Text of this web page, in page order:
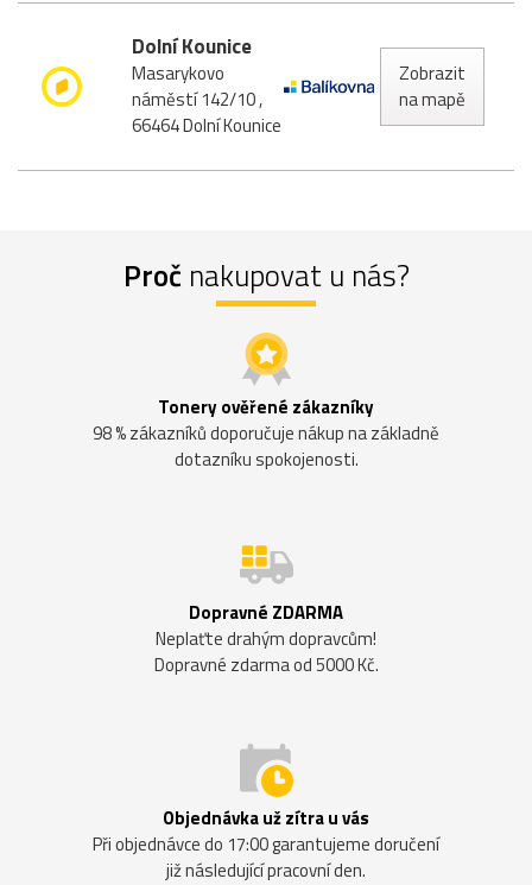
Dolní Kounice
Masarykovo
náměstí 142/10 ,
66464 Dolní Kounice
Zobrazit
na mapě
Proč nakupovat u nás?
Tonery ověřené zákazníky
98 % zákazníků doporučuje nákup na základně
dotazníku spokojenosti.
Dopravné ZDARMA
Neplaťte drahým dopravcům!
Dopravné zdarma od 5000 Kč.
Objednávka už zítra u vás
Při objednávce do 17:00 garantujeme doručení
již následující pracovní den.